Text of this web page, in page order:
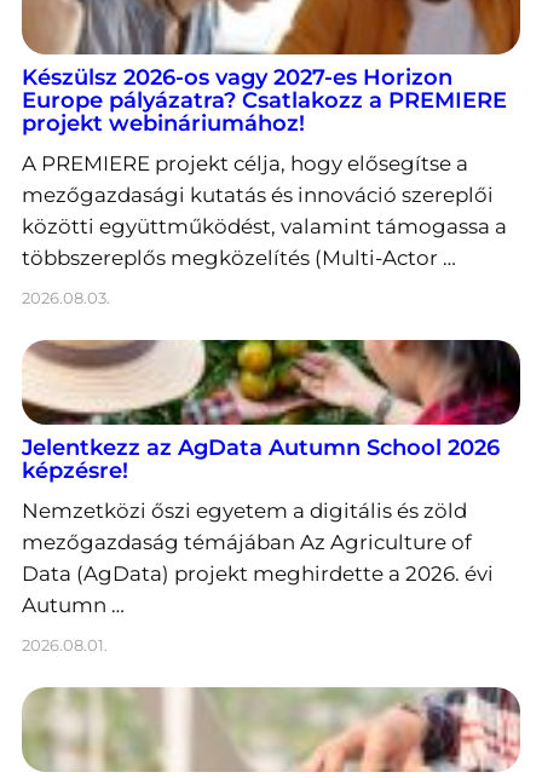
Készülsz 2026-os vagy 2027-es Horizon
Europe pályázatra? Csatlakozz a PREMIERE
projekt webináriumához!
A PREMIERE projekt célja, hogy elősegítse a
mezőgazdasági kutatás és innováció szereplői
közötti együttműködést, valamint támogassa a
többszereplős megközelítés (Multi-Actor …
2026.08.03.
Jelentkezz az AgData Autumn School 2026
képzésre!
Nemzetközi őszi egyetem a digitális és zöld
mezőgazdaság témájában Az Agriculture of
Data (AgData) projekt meghirdette a 2026. évi
Autumn …
2026.08.01.